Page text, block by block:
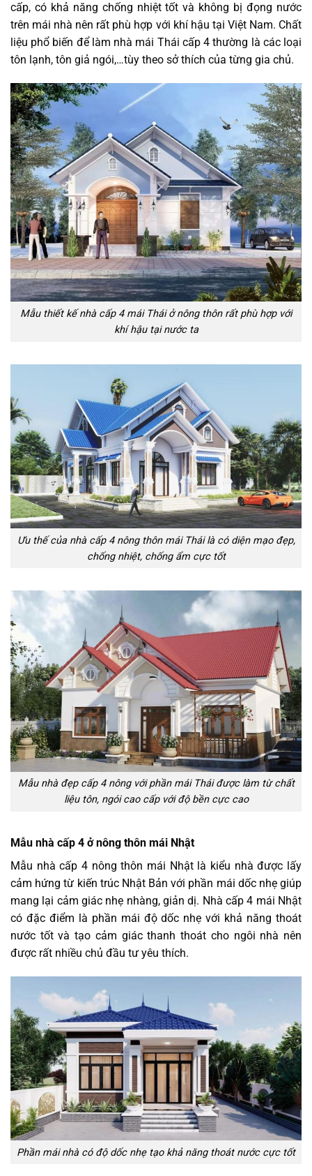
cấp, có khả năng chống nhiệt tốt và không bị đọng nước
trên mái nhà nên rất phù hợp với khí hậu tại Việt Nam. Chất
liệu phổ biến để làm nhà mái Thái cấp 4 thường là các loại
tôn lạnh, tôn giả ngói,…tùy theo sở thích của từng gia chủ.
Mẫu thiết kế nhà cấp 4 mái Thái ở nông thôn rất phù hợp với
khí hậu tại nước ta
Ưu thế của nhà cấp 4 nông thôn mái Thái là có diện mạo đẹp,
chống nhiệt, chống ẩm cực tốt
Mẫu nhà đẹp cấp 4 nông với phần mái Thái được làm từ chất
liệu tôn, ngói cao cấp với độ bền cực cao
Mẫu nhà cấp 4 ở nông thôn mái Nhật
Mẫu nhà cấp 4 nông thôn mái Nhật là kiểu nhà được lấy
cảm hứng từ kiến trúc Nhật Bản với phần mái dốc nhẹ giúp
mang lại cảm giác nhẹ nhàng, giản dị. Nhà cấp 4 mái Nhật
có đặc điểm là phần mái độ dốc nhẹ với khả năng thoát
nước tốt và tạo cảm giác thanh thoát cho ngôi nhà nên
được rất nhiều chủ đầu tư yêu thích.
Phần mái nhà có độ dốc nhẹ tạo khả năng thoát nước cực tốt